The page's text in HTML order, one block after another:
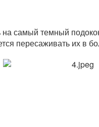
на самый темный
пересаживать их в